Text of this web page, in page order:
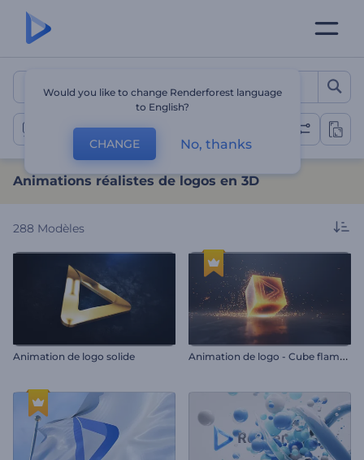
Animations réalistes de
Animations de logo 3D
Animations réalistes de logos en 3D
288 Modèles
Animation de logo solide A
nimation de logo - Cube flamboyant
Would you like to change Renderforest language
to English?
CHANGE No, thanks